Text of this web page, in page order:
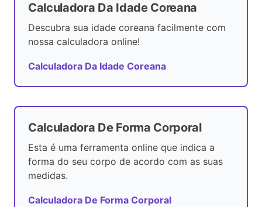
Calculadora Da Idade Coreana
Descubra sua idade coreana facilmente com
nossa calculadora online!
Calculadora Da Idade Coreana
Calculadora De Forma Corporal
Esta é uma ferramenta online que indica a
forma do seu corpo de acordo com as suas
medidas.
Calculadora De Forma Corporal